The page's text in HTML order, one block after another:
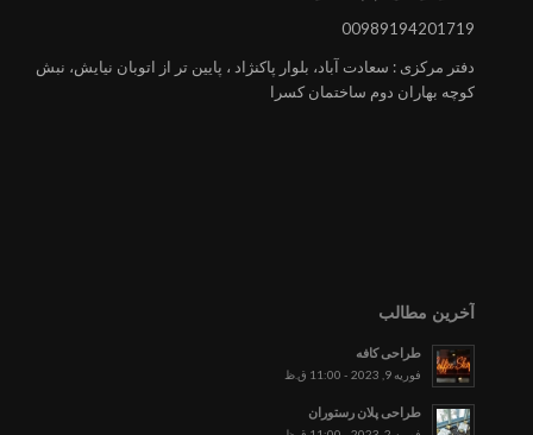
00989194201719
دفتر مرکزی : سعادت آباد، بلوار پاکنژاد ، پایین تر از اتوبان نیایش، نبش
کوچه بهاران دوم ساختمان کسرا
آخرین مطالب
طراحی کافه
فوریه 9, 2023 - 11:00 ق.ظ
طراحی پلان رستوران